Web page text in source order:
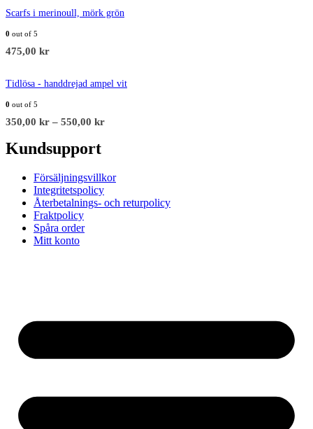
Scarfs i merinoull, mörk grön
0 out of 5
475,00 kr
Tidlösa - handdrejad ampel vit
0 out of 5
350,00 kr – 550,00 kr
Kundsupport
Försäljningsvillkor
Integritetspolicy
Återbetalnings- och returpolicy
Fraktpolicy
Spåra order
Mitt konto